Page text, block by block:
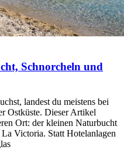
Schnorcheln und
landest du meistens bei
Ostküste. Dieser Artikel
Ort: der kleinen Naturbucht
Victoria. Statt Hotelanlagen